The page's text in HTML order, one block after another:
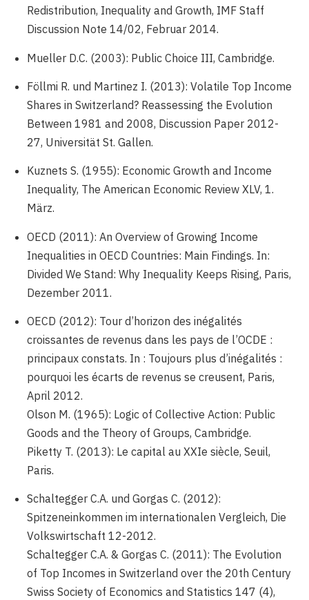
Redistribution, Inequality and Growth, IMF Staff
Discussion Note 14/02, Februar 2014.
Mueller D.C. (2003): Public Choice III, Cambridge.
Föllmi R. und Martinez I. (2013): Volatile Top Income
Shares in Switzerland? Reassessing the Evolution
Between 1981 and 2008, Discussion Paper 2012-
27, Universität St. Gallen.
Kuznets S. (1955): Economic Growth and Income
Inequality, The American Economic Review XLV, 1.
März.
OECD (2011): An Overview of Growing Income
Inequalities in OECD Countries: Main Findings. In:
Divided We Stand: Why Inequality Keeps Rising, Paris,
Dezember 2011.
OECD (2012): Tour d’horizon des inégalités
croissantes de revenus dans les pays de l’OCDE :
principaux constats. In : Toujours plus d’inégalités :
pourquoi les écarts de revenus se creusent, Paris,
April 2012.
Olson M. (1965): Logic of Collective Action: Public
Goods and the Theory of Groups, Cambridge.
Piketty T. (2013): Le capital au XXIe siècle, Seuil,
Paris.
Schaltegger C.A. und Gorgas C. (2012):
Spitzeneinkommen im internationalen Vergleich, Die
Volkswirtschaft 12-2012.
Schaltegger C.A. & Gorgas C. (2011): The Evolution
of Top Incomes in Switzerland over the 20th Century
Swiss Society of Economics and Statistics 147 (4),